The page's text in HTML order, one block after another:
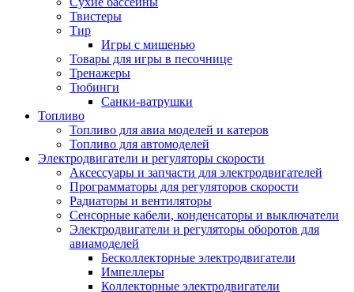
Твистеры
Тир
Игры с мишенью
Товары для игры в песочнице
Тренажеры
Тюбинги
Санки-ватрушки
Топливо
Топливо для авиа моделей и катеров
Топливо для автомоделей
Электродвигатели и регуляторы скорости
Аксессуары и запчасти для электродвигателей
Программаторы для регуляторов скорости
Радиаторы и вентиляторы
Сенсорные кабели, конденсаторы и выключатели
Электродвигатели и регуляторы оборотов для
авиамоделей
Бесколлекторные электродвигатели
Импеллеры
Коллекторные электродвигатели